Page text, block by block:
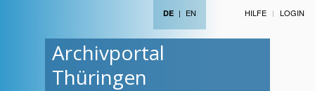
Archivportal
Thüringen
DE | EN HILFE LOGIN